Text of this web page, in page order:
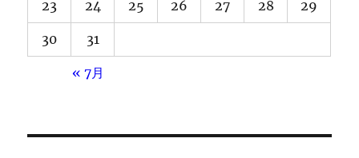
23 24 25 26 27 28 29
30 31
« 7月